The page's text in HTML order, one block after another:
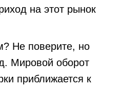
на этот рынок
Не поверите, но
Мировой оборот
приближается к